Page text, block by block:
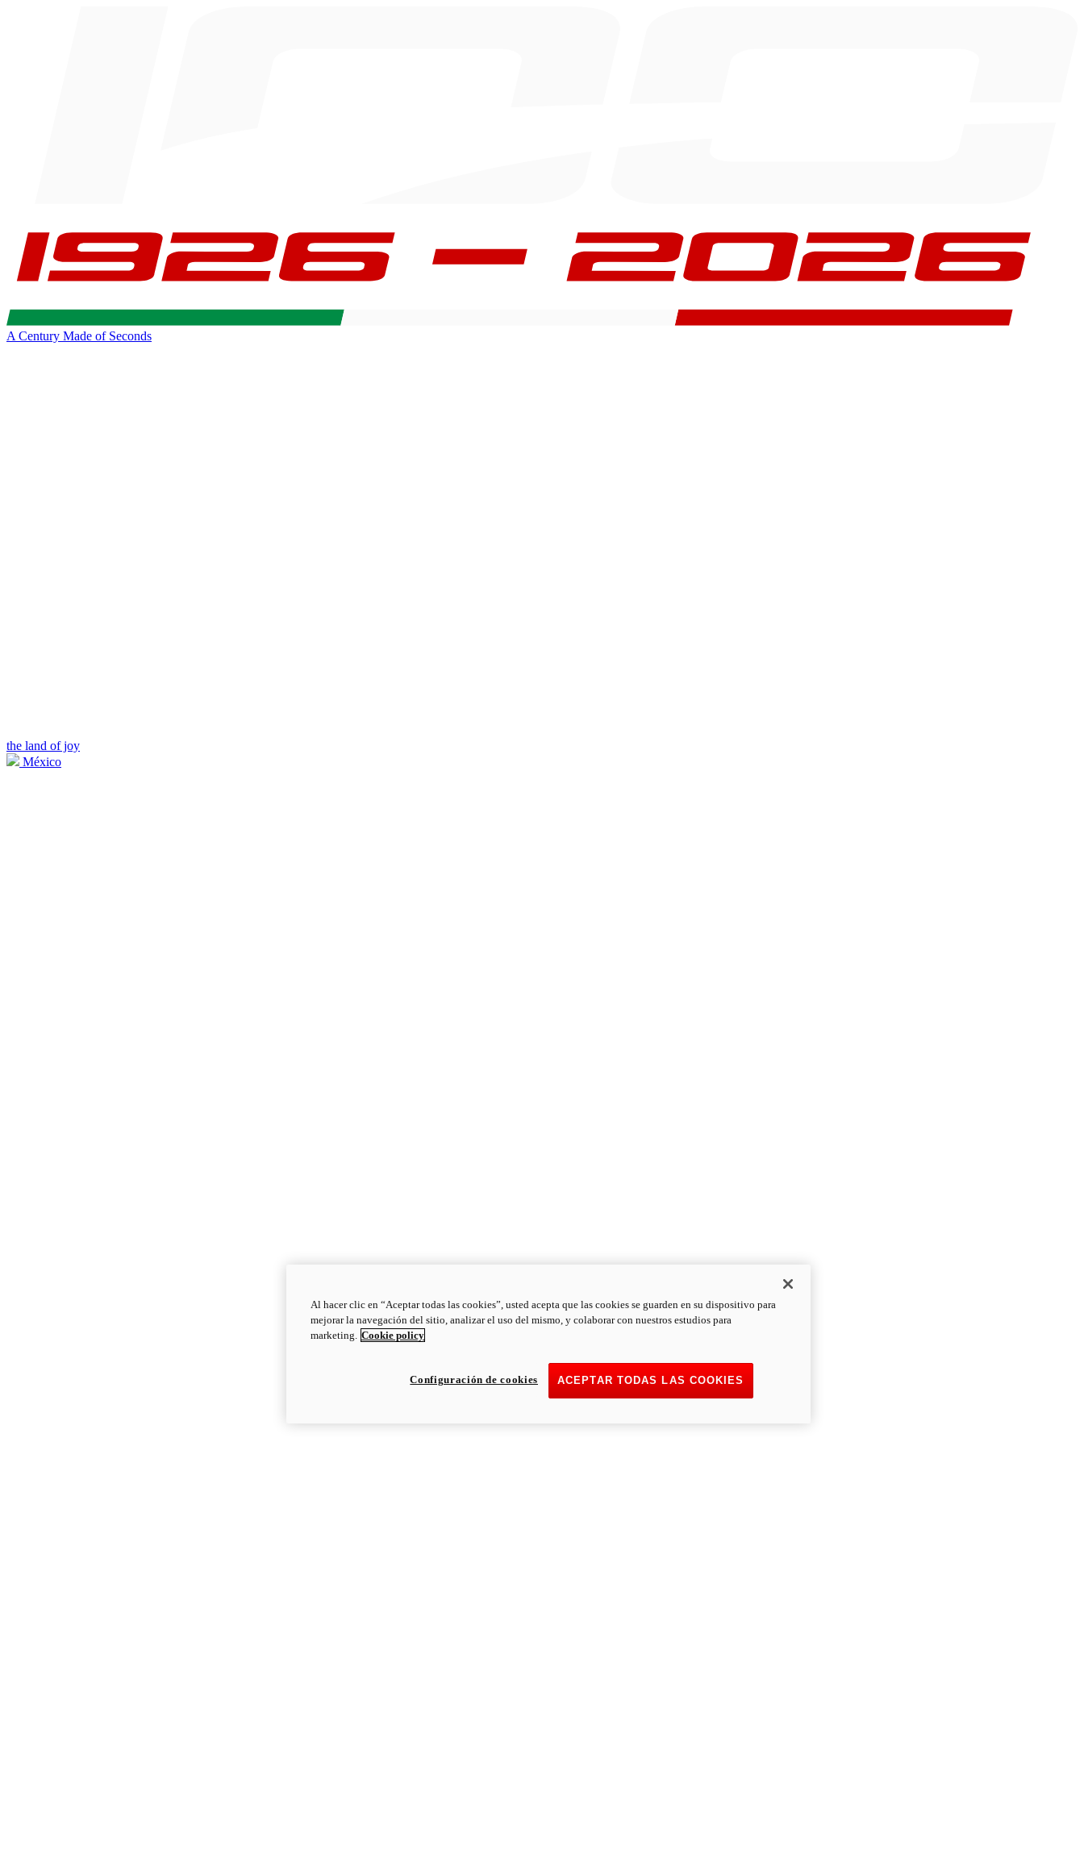
A Century Made of Seconds
the land of joy
México
Al hacer clic en “Aceptar todas las cookies”, usted acepta que las cookies se guarden en su dispositivo para
mejorar la navegación del sitio, analizar el uso del mismo, y colaborar con nuestros estudios para
marketing. Cookie policy
ACEPTAR TODAS LAS COOKIES
Configuración de cookies